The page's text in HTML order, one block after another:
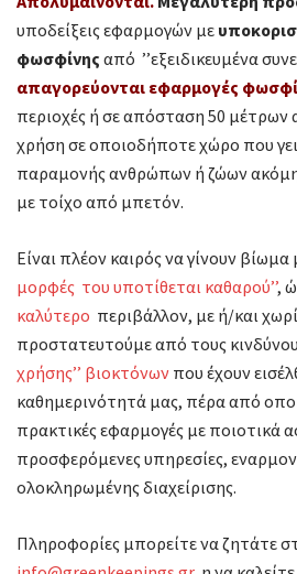
υποδείξεις εφαρμογών με
φωσφίνης από ’’εξειδικευμένα
απαγορεύονται εφαρμογές
περιοχές ή σε απόσταση 50 μέτρων
χρήση σε οποιοδήποτε χώρο που
παραμονής ανθρώπων ή ζώων ακόμη
με τοίχο από μπετόν.
Είναι πλέον καιρός να γίνουν βίωμα
μορφές του υποτίθεται καθαρού’’,
καλύτερο περιβάλλον, με ή/και
προστατευτούμε από τους
χρήσης’’ βιοκτόνων που έχουν
καθημερινότητά μας, πέρα από
πρακτικές εφαρμογές με ποιοτικά
προσφερόμενες υπηρεσίες,
ολοκληρωμένης διαχείρισης.
Πληροφορίες μπορείτε να ζητάτε